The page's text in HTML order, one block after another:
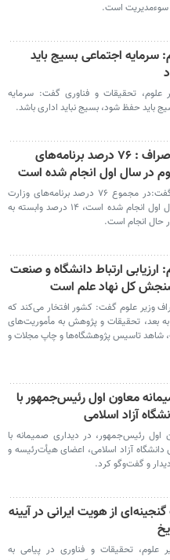
سوءمدیریت است.
سرمایه اجتماعی بسیج باید
علوم، تحقیقات و فناوری گفت: سرمایه
باید حفظ شود، بسیج نباید اداری باشد.
سیمایی صراف : ۷۶ درصد برنامه‌های
در سال اول انجام شده است
وزیر علوم گفت:در مجموع ۷۶ درصد برنامه‌های وزارت
علوم در سال اول انجام شده است، ۱۴ درصد وابسته به
ارزیابی ارتباط دانشگاه و صنعت
سنجش کل نهاد علم است
وزیر علوم گفت: کشور افتخار می‌کند که
از سال ۵۷ به بعد، تحقیقات و پژوهش به مأموریت‌های
شاهد تاسیس پژوهشگاه‌ها و چاپ مجلات و
معاون اول رئیس‌جمهور با
آزاد اسلامی
اول رئیس‌جمهور، در دیداری صمیمانه با
دانشگاه آزاد اسلامی، اعضای هیأت‌رئیسه و
و گفت‌وگو کرد.
از هویت ایرانی در آیینه
علوم، تحقیقات و فناوری در پیامی به